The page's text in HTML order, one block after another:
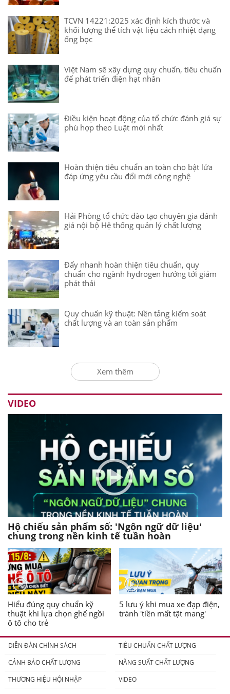
TCVN 14221:2025 xác định kích thước và
khối lượng thể tích vật liệu cách nhiệt dạng
ống bọc
Việt Nam sẽ xây dựng quy chuẩn, tiêu chuẩn
để phát triển điện hạt nhân
Điều kiện hoạt động của tổ chức đánh giá sự
phù hợp theo Luật mới nhất
Hoàn thiện tiêu chuẩn an toàn cho bật lửa
đáp ứng yêu cầu đổi mới công nghệ
Hải Phòng tổ chức đào tạo chuyên gia đánh
giá nội bộ Hệ thống quản lý chất lượng
Đẩy nhanh hoàn thiện tiêu chuẩn, quy
chuẩn cho ngành hydrogen hướng tới giảm
phát thải
Quy chuẩn kỹ thuật: Nền tảng kiểm soát
chất lượng và an toàn sản phẩm
Xem thêm
VIDEO
Hộ chiếu sản phẩm số: 'Ngôn ngữ dữ liệu'
chung trong nền kinh tế tuần hoàn
Hiểu đúng quy chuẩn kỹ
thuật khi lựa chọn ghế ngồi
ô tô cho trẻ
5 lưu ý khi mua xe đạp điện,
tránh 'tiền mất tật mang'
DIỄN ĐÀN CHÍNH SÁCH
TIÊU CHUẨN CHẤT LƯỢNG
CẢNH BÁO CHẤT LƯỢNG
NĂNG SUẤT CHẤT LƯỢNG
THƯƠNG HIỆU HỘI NHẬP
VIDEO